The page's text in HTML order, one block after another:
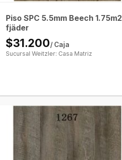
Piso SPC 5.5mm Beech 1.75m2
fjäder
$31.200/ Caja
Sucursal Weitzler: Casa Matriz